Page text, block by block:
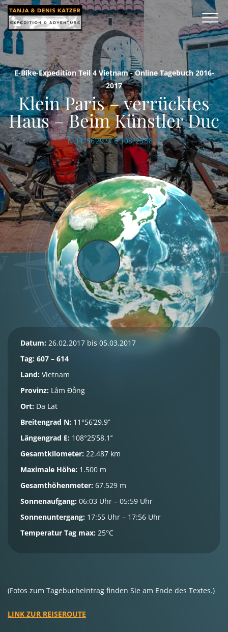
E-Bike-Expedition Teil 4 Vietnam - Online Tagebuch 2016-
2017
Klein Paris – verrücktes
Haus – Beim Künstler Duc
N 11°56’29.9’’ E 108°25’58.1’’
Datum: 26.02.2017 bis 05.03.2017
Tag: 607 – 614
Land: Vietnam
Provinz: Lâm Đồng
Ort: Da Lat
Breitengrad N: 11°56’29.9’’
Längengrad E: 108°25’58.1’’
Gesamtkilometer: 22.487 km
Maximale Höhe: 1.500 m
Gesamthöhenmeter: 67.529 m
Sonnenaufgang: 06:03 Uhr – 05:59 Uhr
Sonnenuntergang: 17:55 Uhr – 17:56 Uhr
Temperatur Tag max: 25°C
(Fotos zum Tagebucheintrag finden Sie am Ende des Textes.)
LINK ZUR REISEROUTE